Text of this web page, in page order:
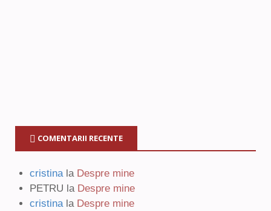
COMENTARII RECENTE
cristina la Despre mine
PETRU la Despre mine
cristina la Despre mine